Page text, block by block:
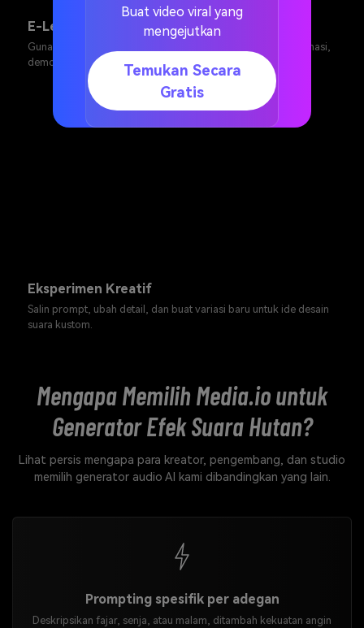
E-Learning
Gunakan isyarat suara halus untuk mendukung penjelas, animasi,
demo, dan penceritaan pendidikan.
Eksperimen Kreatif
Salin prompt, ubah detail, dan buat variasi baru untuk ide desain
suara kustom.
Mengapa Memilih Media.io untuk
Generator Efek Suara Hutan?
Lihat persis mengapa para kreator, pengembang, dan studio
memilih generator audio AI kami dibandingkan yang lain.
Prompting spesifik per adegan
Deskripsikan fajar, senja, atau malam, ditambah kekuatan angin
Buat video viral yang
mengejutkan
Temukan Secara
Gratis